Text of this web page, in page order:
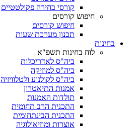
קורסי בחירה פקולטטיים
חיפוש קורסים
חיפוש קורסים
תכנון מערכת שעות
בחינות
לוח בחינות תשפ"א
ביה"ס לאדריכלות
ביה"ס למוזיקה
ביה"ס לקולנוע ולטלוויזיה
אמנות התיאטרון
תולדות האמנות
התכנית הרב תחומית
התכנית הבינתחומית
אוצרות ומוזיאולוגיה